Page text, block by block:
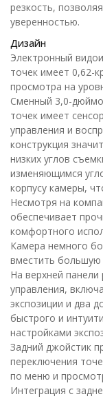
резкость,
уверенностью.
Дизайн
Электронный
точек имеет 0,62-
просмотра на
Сменный 3,0-
точек имеет
управления и
конструкция
низких углов
изменяющимся
корпусу камеры,
Несмотря на
обеспечивает
комфортного
Камера немного
вместить
На верхней
управления,
экспозиции и два
быстрого и
настройками
Задний джойстик
переключения
по меню и
Интеграция с